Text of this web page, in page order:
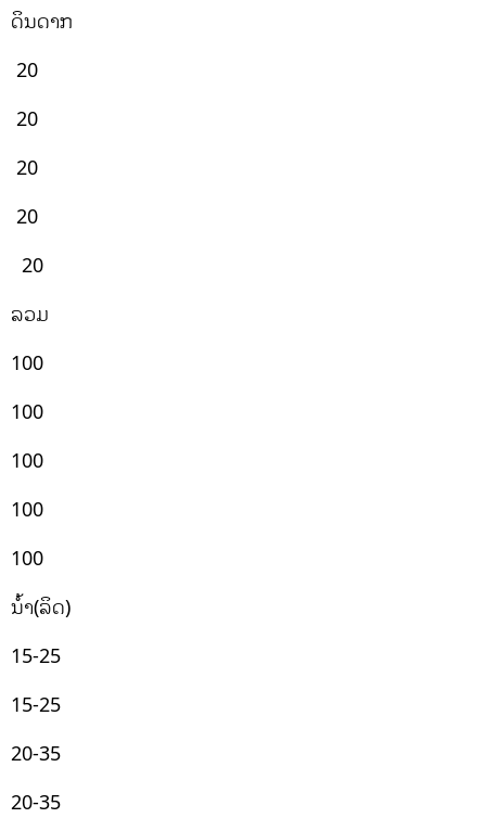
ດິນດາກ
20
20
20
20
20
ລວມ
100
100
100
100
100
ນ້ຳ(ລິດ)
15-25
15-25
20-35
20-35